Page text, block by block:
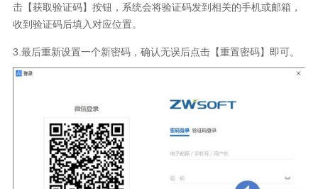
击【获取验证码】按钮，系统会将验证码发到相关的手机或邮箱，
收到验证码后填入对应位置。
3.最后重新设置一个新密码，确认无误后点击【重置密码】即可。